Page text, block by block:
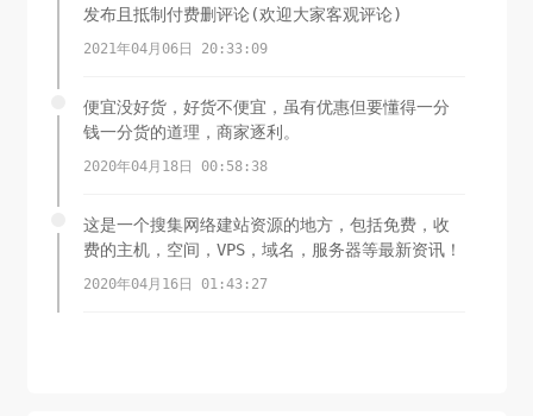
发布且抵制付费删评论(欢迎大家客观评论)
2021年04月06日 20:33:09
便宜没好货，好货不便宜，虽有优惠但要懂得一分
钱一分货的道理，商家逐利。
2020年04月18日 00:58:38
这是一个搜集网络建站资源的地方，包括免费，收
费的主机，空间，VPS，域名，服务器等最新资讯！
2020年04月16日 01:43:27